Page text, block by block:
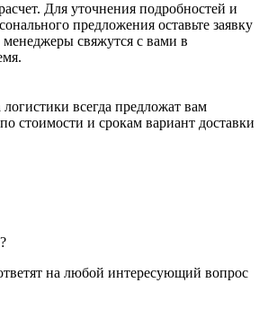
Для уточнения подробностей и
предложения оставьте заявку
свяжутся с вами в
всегда предложат вам
стоимости и срокам вариант доставки
на любой интересующий вопрос